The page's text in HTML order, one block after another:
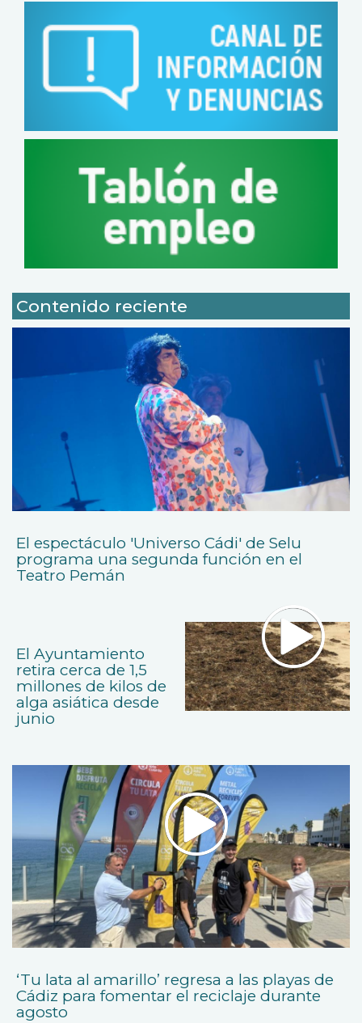
Contenido reciente
El espectáculo 'Universo Cádi' de Selu
programa una segunda función en el
Teatro Pemán
El Ayuntamiento
retira cerca de 1,5
millones de kilos de
alga asiática desde
junio
‘Tu lata al amarillo’ regresa a las playas de
Cádiz para fomentar el reciclaje durante
agosto